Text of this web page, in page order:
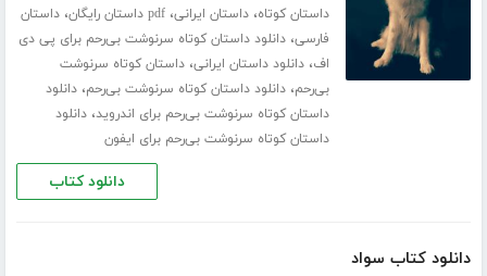
داستان کوتاه،داستان ایرانی،pdf داستان رایگان ،داستان
فارسی،دانلود داستان کوتاه سرنوشت بی‌رحم برای پی دی
اف،دانلود داستان ایرانی،داستان کوتاه سرنوشت
بی‌رحم،دانلود داستان کوتاه سرنوشت بی‌رحم،دانلود
داستان کوتاه سرنوشت بی‌رحم برای اندروید،دانلود
داستان کوتاه سرنوشت بی‌رحم برای ایفون
دانلود کتاب
دانلود کتاب سواد